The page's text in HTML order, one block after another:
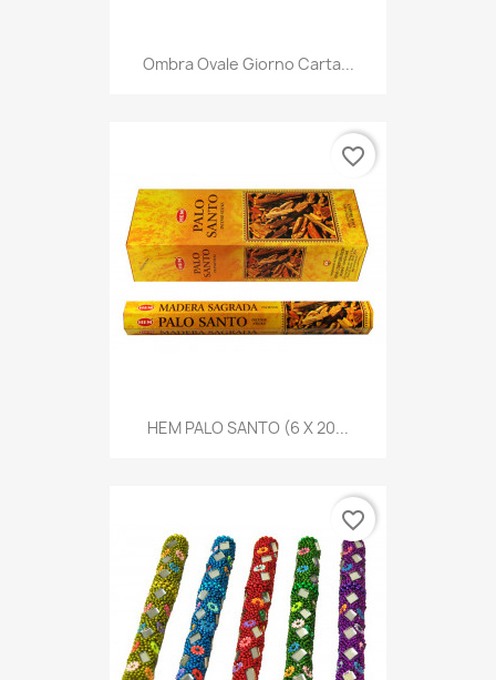
Ombra Ovale Giorno Carta...
HEM PALO SANTO (6 X 20...
favorite_border
favorite_border